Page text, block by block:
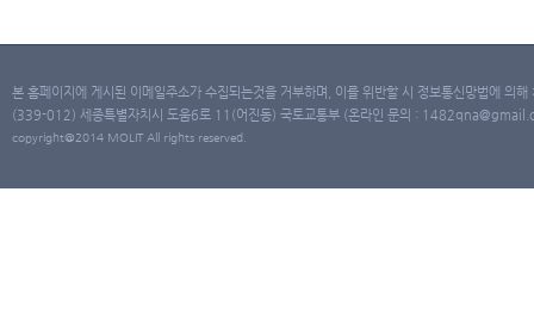
본 홈페이지에 게시된 이메일주소가 수집되는것을 거부하며, 이를 위반할 시 정보통신망법에 의
(339-012) 세종특별자치시 도움6로 11(어진동) 국토교통부 (온라인 문의 :
copyright@2014 MOLIT All rights reserved.